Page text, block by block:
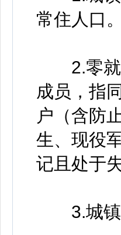
常住人口。
2.零就
成员，指
户（含防
生、现役
记且处于
3.城镇